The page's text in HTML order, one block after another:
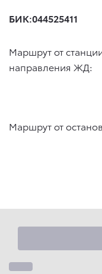
БИК:044525411
Маршрут от
направления ЖД:
Маршрут от